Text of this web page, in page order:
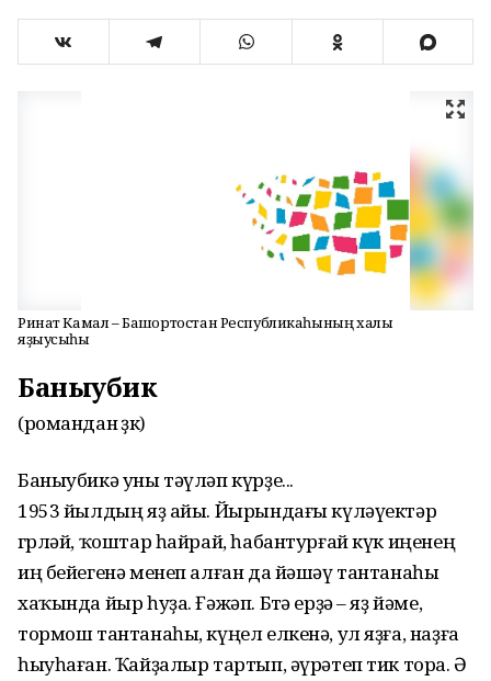
Ринат Камал – Башҡортостан Республикаһының халыҡ
яҙыусыһы
Баныубикә
(романдан өҙөк)
Баныубикә уны тәүләп күрҙе...
1953 йылдың яҙ айы. Йырындағы күләүектәр
гөрләй, ҡоштар һайрай, һабантурғай күк иңенең
иң бейегенә менеп алған да йәшәү тантанаһы
хаҡында йыр һуҙа. Ғәжәп. Бөтә ерҙә – яҙ йәме,
тормош тантанаһы, күңел елкенә, ул яҙға, наҙға
һыуһаған. Ҡайҙалыр тартып, әүрәтеп тик тора. Ә